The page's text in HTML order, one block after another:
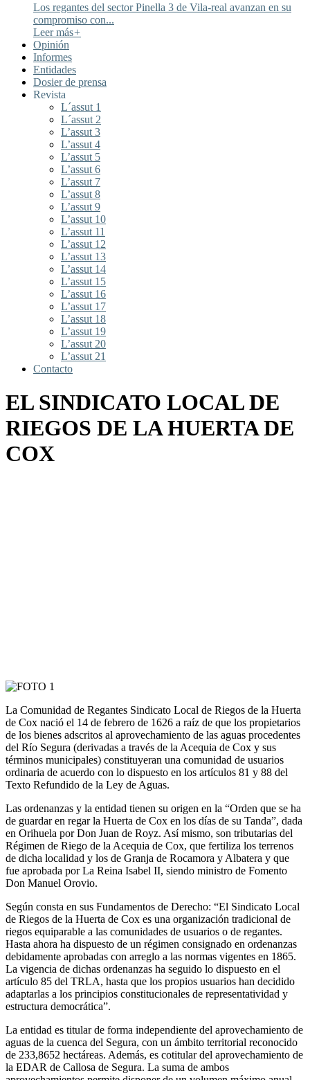
Los regantes del sector Pinella 3 de Vila-real avanzan en su
compromiso con...
Leer más+
Opinión
Informes
Entidades
Dosier de prensa
Revista
L´assut 1
L´assut 2
L’assut 3
L’assut 4
L’assut 5
L’assut 6
L’assut 7
L’assut 8
L’assut 9
L’assut 10
L’assut 11
L’assut 12
L’assut 13
L’assut 14
L’assut 15
L’assut 16
L’assut 17
L’assut 18
L’assut 19
L’assut 20
L’assut 21
Contacto
EL SINDICATO LOCAL DE
RIEGOS DE LA HUERTA DE
COX
La Comunidad de Regantes Sindicato Local de Riegos de la Huerta
de Cox nació el 14 de febrero de 1626 a raíz de que los propietarios
de los bienes adscritos al aprovechamiento de las aguas procedentes
del Río Segura (derivadas a través de la Acequia de Cox y sus
términos municipales) constituyeran una comunidad de usuarios
ordinaria de acuerdo con lo dispuesto en los artículos 81 y 88 del
Texto Refundido de la Ley de Aguas.
Las ordenanzas y la entidad tienen su origen en la “Orden que se ha
de guardar en regar la Huerta de Cox en los días de su Tanda”, dada
en Orihuela por Don Juan de Royz. Así mismo, son tributarias del
Régimen de Riego de la Acequia de Cox, que fertiliza los terrenos
de dicha localidad y los de Granja de Rocamora y Albatera y que
fue aprobada por La Reina Isabel II, siendo ministro de Fomento
Don Manuel Orovio.
Según consta en sus Fundamentos de Derecho: “El Sindicato Local
de Riegos de la Huerta de Cox es una organización tradicional de
riegos equiparable a las comunidades de usuarios o de regantes.
Hasta ahora ha dispuesto de un régimen consignado en ordenanzas
debidamente aprobadas con arreglo a las normas vigentes en 1865.
La vigencia de dichas ordenanzas ha seguido lo dispuesto en el
artículo 85 del TRLA, hasta que los propios usuarios han decidido
adaptarlas a los principios constitucionales de representatividad y
estructura democrática”.
La entidad es titular de forma independiente del aprovechamiento de
aguas de la cuenca del Segura, con un ámbito territorial reconocido
de 233,8652 hectáreas. Además, es cotitular del aprovechamiento de
la EDAR de Callosa de Segura. La suma de ambos